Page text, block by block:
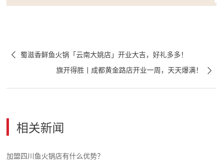
 蜀滋香鲜鱼火锅「云南大姚店」开业大吉，好礼多多！

旗开得胜丨成都黄金路店开业一周，天天爆满！
相关新闻
加盟四川鱼火锅店有什么优势？